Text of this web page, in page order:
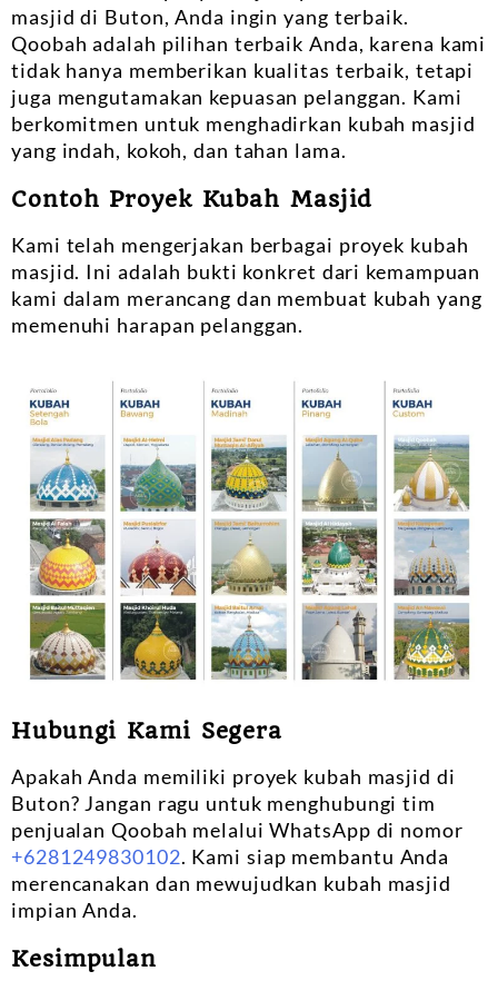
masjid di Buton, Anda ingin yang terbaik.
Qoobah adalah pilihan terbaik Anda, karena kami
tidak hanya memberikan kualitas terbaik, tetapi
juga mengutamakan kepuasan pelanggan. Kami
berkomitmen untuk menghadirkan kubah masjid
yang indah, kokoh, dan tahan lama.
Contoh Proyek Kubah Masjid
Kami telah mengerjakan berbagai proyek kubah
masjid. Ini adalah bukti konkret dari kemampuan
kami dalam merancang dan membuat kubah yang
memenuhi harapan pelanggan.
Hubungi Kami Segera
Apakah Anda memiliki proyek kubah masjid di
Buton? Jangan ragu untuk menghubungi tim
penjualan Qoobah melalui WhatsApp di nomor
+6281249830102. Kami siap membantu Anda
merencanakan dan mewujudkan kubah masjid
impian Anda.
Kesimpulan